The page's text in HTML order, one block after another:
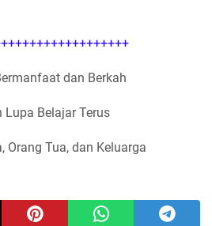
dan Berkah
Lupa Belajar Terus
Orang Tua, dan Keluarga